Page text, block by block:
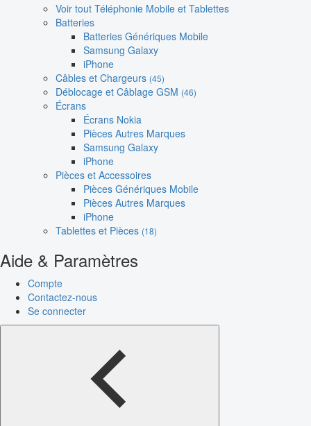
Voir tout Téléphonie Mobile et Tablettes
Batteries
Batteries Génériques Mobile
Samsung Galaxy
iPhone
Câbles et Chargeurs (45)
Déblocage et Câblage GSM (46)
Écrans
Écrans Nokia
Pièces Autres Marques
Samsung Galaxy
iPhone
Pièces et Accessoires
Pièces Génériques Mobile
Pièces Autres Marques
iPhone
Tablettes et Pièces (18)
Aide & Paramètres
Compte
Contactez-nous
Se connecter